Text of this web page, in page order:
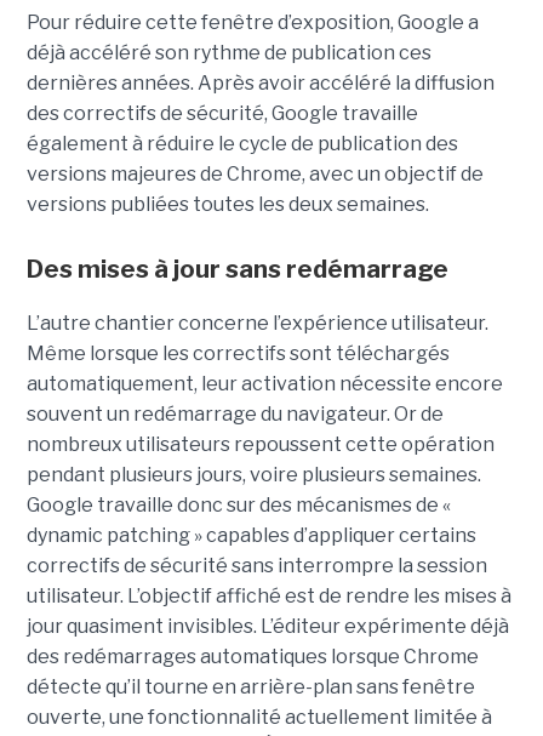
Pour réduire cette fenêtre d’exposition, Google a
déjà accéléré son rythme de publication ces
dernières années. Après avoir accéléré la diffusion
des correctifs de sécurité, Google travaille
également à réduire le cycle de publication des
versions majeures de Chrome, avec un objectif de
versions publiées toutes les deux semaines.
Des mises à jour sans redémarrage
L’autre chantier concerne l’expérience utilisateur.
Même lorsque les correctifs sont téléchargés
automatiquement, leur activation nécessite encore
souvent un redémarrage du navigateur. Or de
nombreux utilisateurs repoussent cette opération
pendant plusieurs jours, voire plusieurs semaines.
Google travaille donc sur des mécanismes de «
dynamic patching » capables d’appliquer certains
correctifs de sécurité sans interrompre la session
utilisateur. L’objectif affiché est de rendre les mises à
jour quasiment invisibles. L’éditeur expérimente déjà
des redémarrages automatiques lorsque Chrome
détecte qu’il tourne en arrière-plan sans fenêtre
ouverte, une fonctionnalité actuellement limitée à